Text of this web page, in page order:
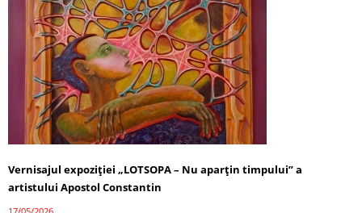
Vernisajul expoziției „LOTSOPA – Nu aparțin timpului” a
artistului Apostol Constantin
17/05/2026